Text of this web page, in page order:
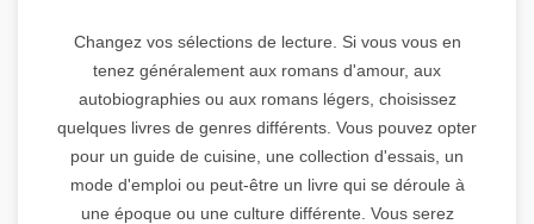
Changez vos sélections de lecture. Si vous vous en
tenez généralement aux romans d'amour, aux
autobiographies ou aux romans légers, choisissez
quelques livres de genres différents. Vous pouvez opter
pour un guide de cuisine, une collection d'essais, un
mode d'emploi ou peut-être un livre qui se déroule à
une époque ou une culture différente. Vous serez